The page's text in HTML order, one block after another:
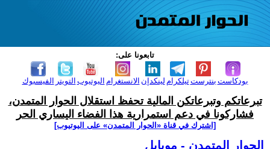
تابعونا على:
الفيسبوك التويتر اليوتيوب الانستغرام لينكدإن تيلكرامبنترست بودكاست
تبرعاتكم وتبرعاتكن المالية تحفظ استقلال الحوار المتمدن،
فشاركونا في دعم استمرارية هذا الفضاء اليساري الحر
[اشترك في قناة ‫«الحوار المتمدن» على اليوتيوب]
الحوار المتمدن - موبايل